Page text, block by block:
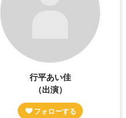
行平あい佳
（出演）